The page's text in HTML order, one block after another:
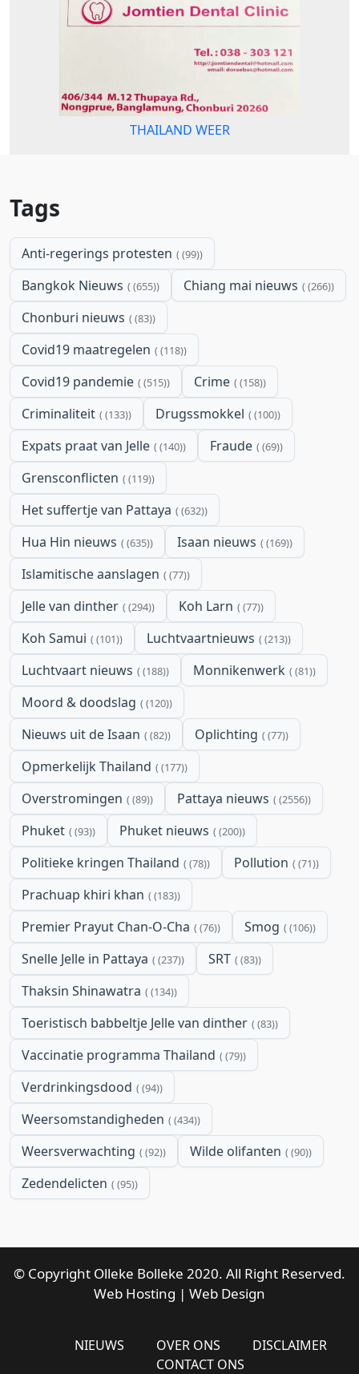
THAILAND WEER
Tags
Anti-regerings protesten (99)
Bangkok Nieuws (655) Chiang mai nieuws (266)
Chonburi nieuws (83)
Covid19 maatregelen (118)
Covid19 pandemie (515) Crime (158)
Criminaliteit (133) Drugssmokkel (100)
Expats praat van Jelle (140) Fraude (69)
Grensconflicten (119)
Het suffertje van Pattaya (632)
Hua Hin nieuws (635) Isaan nieuws (169)
Islamitische aanslagen (77)
Jelle van dinther (294) Koh Larn (77)
Koh Samui (101) Luchtvaartnieuws (213)
Luchtvaart nieuws (188) Monnikenwerk (81)
Moord & doodslag (120)
Nieuws uit de Isaan (82) Oplichting (77)
Opmerkelijk Thailand (177)
Overstromingen (89) Pattaya nieuws (2556)
Phuket (93) Phuket nieuws (200)
Politieke kringen Thailand (78) Pollution (71)
Prachuap khiri khan (183)
Premier Prayut Chan-O-Cha (76) Smog (106)
Snelle Jelle in Pattaya (237) SRT (83)
Thaksin Shinawatra (134)
Toeristisch babbeltje Jelle van dinther (83)
Vaccinatie programma Thailand (79)
Verdrinkingsdood (94)
Weersomstandigheden (434)
Weersverwachting (92) Wilde olifanten (90)
Zedendelicten (95)
© Copyright Olleke Bolleke 2020. All Right Reserved.
Web Hosting | Web Design
NIEUWS OVER ONS
DISCLAIMER
CONTACT ONS